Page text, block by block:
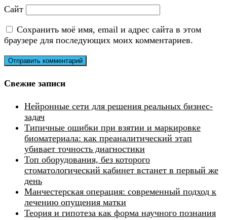
Сайт
Сохранить моё имя, email и адрес сайта в этом
браузере для последующих моих комментариев.
Свежие записи
Нейронные сети для решения реальных бизнес-
задач
Типичные ошибки при взятии и маркировке
биоматериала: как преаналитический этап
убивает точность диагностики
Топ оборудования, без которого
стоматологический кабинет встанет в первый же
день
Манчестерская операция: современный подход к
лечению опущения матки
Теория и гипотеза как форма научного познания